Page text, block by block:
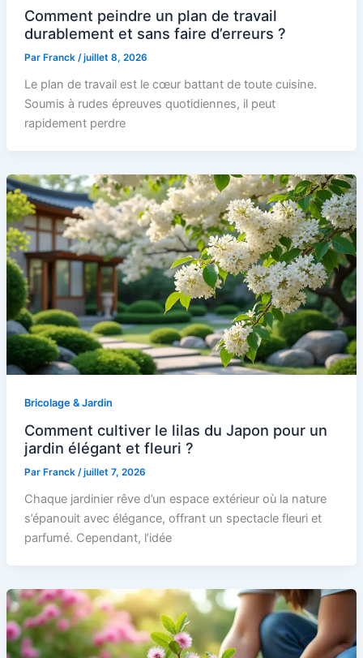
Comment peindre un plan de travail
durablement et sans faire d’erreurs ?
Par Franck /juillet 8, 2026
Le plan de travail est le cœur battant de toute cuisine.
Soumis à rudes épreuves quotidiennes, il peut
rapidement perdre
Bricolage & Jardin
Comment cultiver le lilas du Japon pour un
jardin élégant et fleuri ?
Par Franck /juillet 7, 2026
Chaque jardinier rêve d’un espace extérieur où la nature
s’épanouit avec élégance, offrant un spectacle fleuri et
parfumé. Cependant, l’idée